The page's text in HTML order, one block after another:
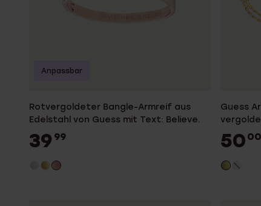
Rotvergoldeter Bangle-Armreif aus
Edelstahl von Guess mit Text: Believe.
39 99
Anpassbar
Guess
50 00